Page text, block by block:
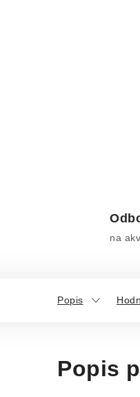
na
Popis
Popis